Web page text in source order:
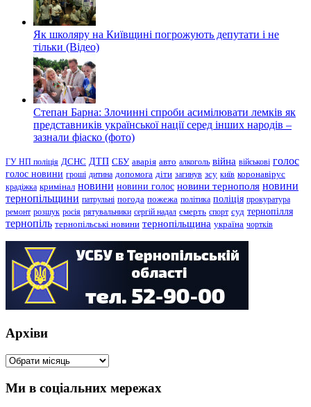
Як школяру на Київщині погрожують депутати і не
тільки (Відео)
Степан Барна: Злочинні спроби асимілювати лемків як
представників української нації серед інших народів –
зазнали фіаско (фото)
ГУ НП поліція ДСНС ДТП СБУ аварія авто алкоголь війна військові голос
голос новини гроші дитина допомога діти загинув зсу київ коронавірус
крадіжка кримінал новини новини голос новини тернополя новини
тернопільщини патрульні погода пожежа політика поліція прокуратура
ремонт розшук росія рятувальники сергій надал смерть спорт суд тернопілля
тернопіль тернопільські новини тернопільщина україна чортків
Архіви
Архіви
Ми в соціальних мережах